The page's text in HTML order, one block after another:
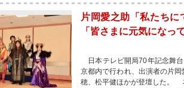
片岡愛之助「私たち
「皆さまに元気になっ
日本テレビ開局70年記念舞
京都内で行われ、出演者の片
穂、松平健ほかが登壇した。